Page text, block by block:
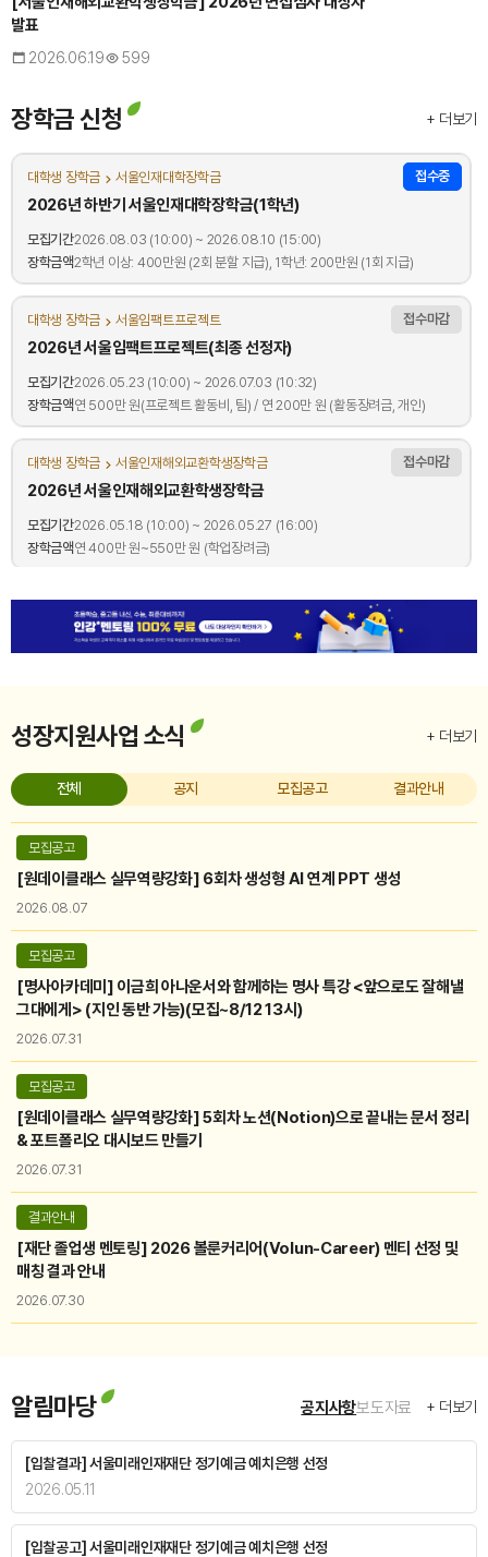
발표
2026.06.19 599
장학금 신청
접수중
대학생 장학금 서울인재대학장학금
2026년 하반기 서울인재대학장학금(1학년)
모집기간2026.08.03 (10:00) ~ 2026.08.10 (15:00)
장학금액2학년 이상: 400만원 (2회 분할 지급), 1학년: 200만원 (1회 지급)
접수마감
대학생 장학금 서울임팩트프로젝트
2026년 서울임팩트프로젝트(최종 선정자)
모집기간2026.05.23 (10:00) ~ 2026.07.03 (10:32)
장학금액연 500만 원(프로젝트 활동비, 팀) / 연 200만 원 (활동장려금, 개인)
접수마감
대학생 장학금 서울인재해외교환학생장학금
2026년 서울인재해외교환학생장학금
모집기간2026.05.18 (10:00) ~ 2026.05.27 (16:00)
장학금액연 400만 원~550만 원 (학업장려금)
접수마감
2026년 서울독립유공자후손장학금
대학생 장학금 청춘Start장학금
2026년 청춘Start 장학금
모집기간2026.04.01 (10:00) ~ 2026.04.08 (16:00)
장학금액신규 장학생 - 연 300만 원, 기존 장학생 - 연 200만 원 (학업장려금)
대학생 장학금 서울임팩트프로젝트
2026년 서울임팩트프로젝트
모집기간2026.03.23 (10:00) ~ 2026.04.08 (16:00)
장학금액연 500만 원(프로젝트 활동비, 팀) / 연 200만 원 (활동장려금, 개인)
대학생 장학금
2026년 상반기 서울인재대학장학금(2학년 이상)
모집기간2026.03.24 (10:00) ~ 2026.03.31 (16:00)
장학금액2학년 이상: 400만원 (2회 분할 지급), 1학년: 200만원 (1회 지급)
+ 더보기
성장지원사업 소식
전체 공지 모집공고 결과안내
모집공고
[원데이클래스 실무역량강화] 6회차 생성형 AI 연계 PPT 생성
2026.08.07
모집공고
[명사아카데미] 이금희 아나운서와 함께하는 명사 특강 <앞으로도 잘해낼
그대에게> (지인 동반 가능)(모집~8/12 13시)
2026.07.31
모집공고
[원데이클래스 실무역량강화] 5회차 노션(Notion)으로 끝내는 문서 정리
& 포트폴리오 대시보드 만들기
2026.07.31
결과안내
[재단 졸업생 멘토링] 2026 볼룬커리어(Volun-Career) 멘티 선정 및
매칭 결과 안내
2026.07.30
+ 더보기
알림마당 공지사항보도자료
[입찰결과] 서울미래인재재단 정기예금 예치은행 선정
2026.05.11
[입찰공고] 서울미래인재재단 정기예금 예치은행 선정
+ 더보기